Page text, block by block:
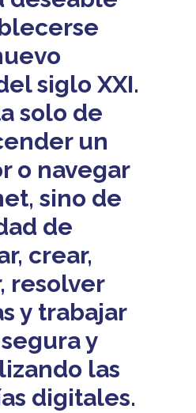
siglo XXI.
solo de
un
o navegar
sino de
de
crear,
resolver
y trabajar
y
las
digitales.